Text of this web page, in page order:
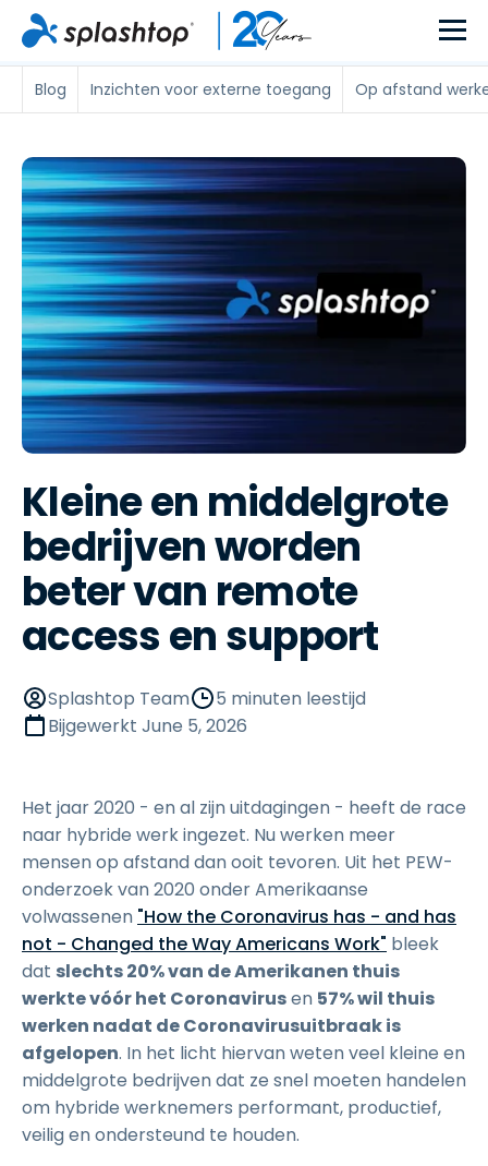
Blog Inzichten voor externe toegang Op afstand
Kleine en middelgrote
bedrijven worden
beter van remote
access en support
Splashtop Team
5 minuten leestijd
Bijgewerkt June 5, 2026
Het jaar 2020 - en al zijn uitdagingen - heeft de race
naar hybride werk ingezet. Nu werken meer
mensen op afstand dan ooit tevoren. Uit het PEW-
onderzoek van 2020 onder Amerikaanse
volwassenen "How the Coronavirus has - and has
not - Changed the Way Americans Work" bleek
dat slechts 20% van de Amerikanen thuis
werkte vóór het Coronavirusen 57% wil thuis
werken nadat de Coronavirusuitbraak is
afgelopen. In het licht hiervan weten veel kleine en
middelgrote bedrijven dat ze snel moeten handelen
om hybride werknemers performant, productief,
veilig en ondersteund te houden.